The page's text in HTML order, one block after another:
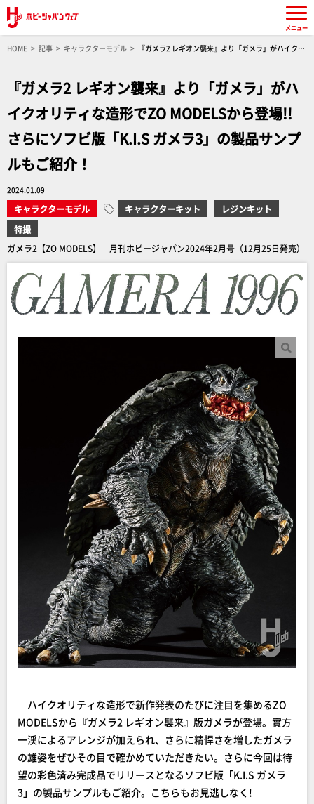
HOME 記事 キャラクターモデル
『ガメラ2 レギオン襲来』より「ガメラ」がハイクオ
『ガメラ2 レギオン襲来』より「ガメラ」がハ
イクオリティな造形でZO MODELSから登場!!
さらにソフビ版「K.I.S ガメラ3」の製品サンプ
ルもご紹介！
2024.01.09
キャラクターモデル キャラクターキット
レジンキット
特撮
ガメラ2【ZO MODELS】 月刊ホビージャパン2024年2月号（12月25日発売）
ハイクオリティな造形で新作発表のたびに注目を集めるZO
MODELSから『ガメラ2 レギオン襲来』版ガメラが登場。實方
一渓によるアレンジが加えられ、さらに精悍さを増したガメラ
の雄姿をぜひその目で確かめていただきたい。さらに今回は待
望の彩色済み完成品でリリースとなるソフビ版「K.I.S ガメラ
3」の製品サンプルもご紹介。こちらもお見逃しなく!
メニュー